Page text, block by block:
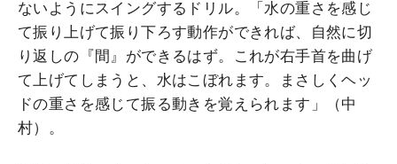
ないようにスイングするドリル。「水の重さを感じ
て振り上げて振り下ろす動作ができれば、自然に切
り返しの『間』ができるはず。これが右手首を曲げ
て上げてしまうと、水はこぼれます。まさしくヘッ
ドの重さを感じて振る動きを覚えられます」（中
村）。